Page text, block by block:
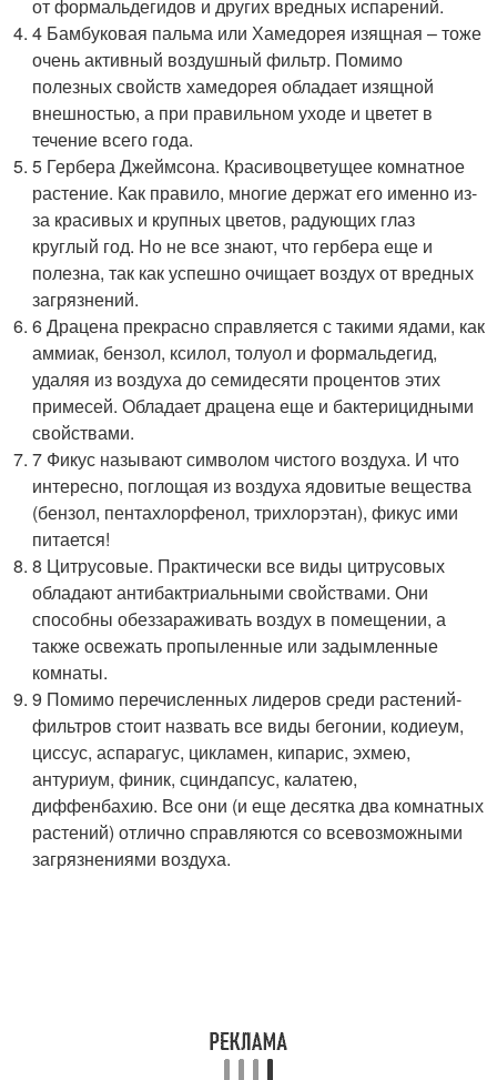
от формальдегидов и других вредных испарений.
4 Бамбуковая пальма или Хамедорея изящная – тоже
очень активный воздушный фильтр. Помимо
полезных свойств хамедорея обладает изящной
внешностью, а при правильном уходе и цветет в
течение всего года.
5 Гербера Джеймсона. Красивоцветущее комнатное
растение. Как правило, многие держат его именно из-
за красивых и крупных цветов, радующих глаз
круглый год. Но не все знают, что гербера еще и
полезна, так как успешно очищает воздух от вредных
загрязнений.
6 Драцена прекрасно справляется с такими ядами, как
аммиак, бензол, ксилол, толуол и формальдегид,
удаляя из воздуха до семидесяти процентов этих
примесей. Обладает драцена еще и бактерицидными
свойствами.
7 Фикус называют символом чистого воздуха. И что
интересно, поглощая из воздуха ядовитые вещества
(бензол, пентахлорфенол, трихлорэтан), фикус ими
питается!
8 Цитрусовые. Практически все виды цитрусовых
обладают антибактриальными свойствами. Они
способны обеззараживать воздух в помещении, а
также освежать пропыленные или задымленные
комнаты.
9 Помимо перечисленных лидеров среди растений-
фильтров стоит назвать все виды бегонии, кодиеум,
циссус, аспарагус, цикламен, кипарис, эхмею,
антуриум, финик, сциндапсус, калатею,
диффенбахию. Все они (и еще десятка два комнатных
растений) отлично справляются со всевозможными
загрязнениями воздуха.